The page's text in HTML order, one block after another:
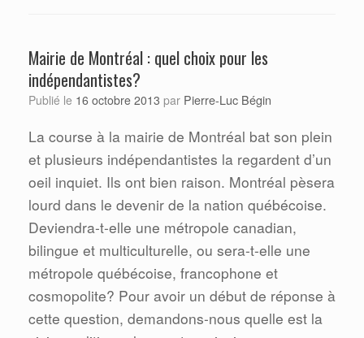
Mairie de Montréal : quel choix pour les
indépendantistes?
Publié le 16 octobre 2013 par Pierre-Luc Bégin
La course à la mairie de Montréal bat son plein
et plusieurs indépendantistes la regardent d’un
oeil inquiet. Ils ont bien raison. Montréal pèsera
lourd dans le devenir de la nation québécoise.
Deviendra-t-elle une métropole canadian,
bilingue et multiculturelle, ou sera-t-elle une
métropole québécoise, francophone et
cosmopolite? Pour avoir un début de réponse à
cette question, demandons-nous quelle est la